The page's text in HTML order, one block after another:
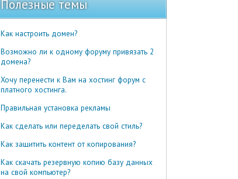
Полезные темы
Как настроить домен?
Возможно ли к одному форуму привязать 2
домена?
Хочу перенести к Вам на хостинг форум с
платного хостинга.
Правильная установка рекламы
Как сделать или переделать свой стиль?
Как защитить контент от копирования?
Как скачать резервную копию базу данных
на свой компьютер?